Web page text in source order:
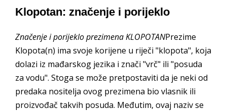
Klopotan: značenje i porijeklo
Značenje i porijeklo prezimena KLOPOTANPrezime
Klopota(n) ima svoje korijene u riječi "klopota", koja
dolazi iz mađarskog jezika i znači "vrč" ili "posuda
za vodu". Stoga se može pretpostaviti da je neki od
predaka nositelja ovog prezimena bio vlasnik ili
proizvođač takvih posuda. Međutim, ovaj naziv se